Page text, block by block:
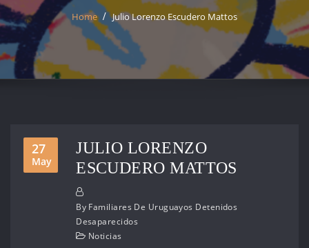
Home Julio Lorenzo Escudero Mattos
27
May
JULIO LORENZO
ESCUDERO MATTOS
By Familiares De Uruguayos Detenidos
Desaparecidos
Noticias